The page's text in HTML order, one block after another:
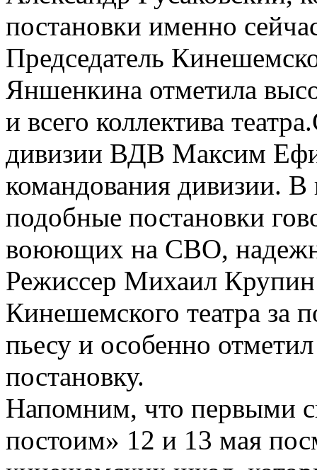
постановки именно
Председатель
Яншенкина отметила
и всего коллектива
дивизии ВДВ Максим
командования дивизии. В
подобные постановки
воюющих на СВО,
Режиссер Михаил Крупин
Кинешемского театра за
пьесу и особенно
постановку.
Напомним, что первыми
постоим» 12 и 13 мая